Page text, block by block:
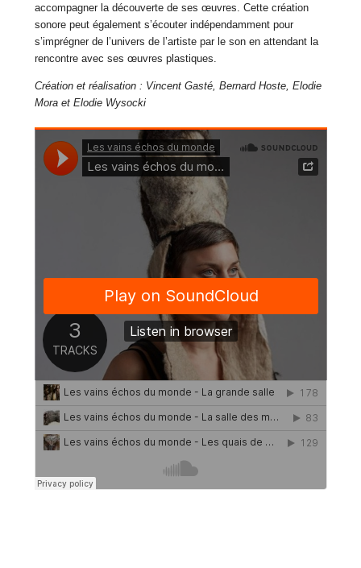
accompagner la découverte de ses œuvres. Cette création
sonore peut également s’écouter indépendamment pour
s’imprégner de l’univers de l’artiste par le son en attendant la
rencontre avec ses œuvres plastiques.
Création et réalisation : Vincent Gasté, Bernard Hoste, Elodie
Mora et Elodie Wysocki